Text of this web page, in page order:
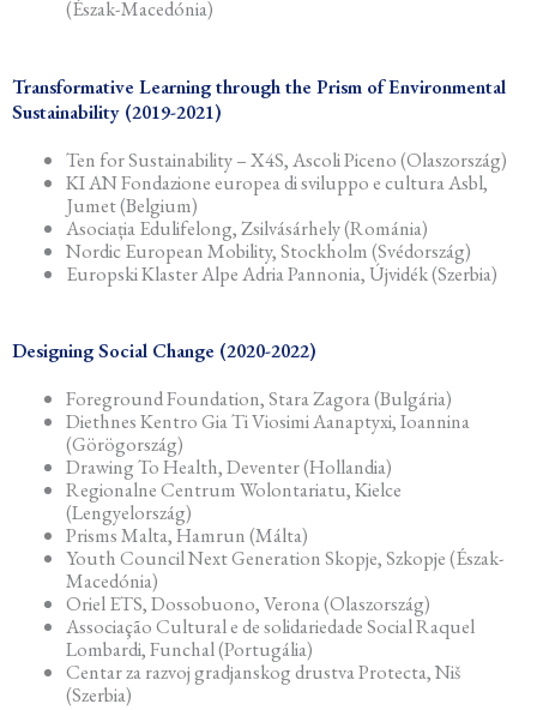
(Észak-Macedónia)
Transformative Learning through the Prism of Environmental
Sustainability (2019-2021)
Ten for Sustainability – X4S, Ascoli Piceno (Olaszország)
KI AN Fondazione europea di sviluppo e cultura Asbl,
Jumet (Belgium)
Asociația Edulifelong, Zsilvásárhely (Románia)
Nordic European Mobility, Stockholm (Svédország)
Europski Klaster Alpe Adria Pannonia, Újvidék (Szerbia)
Designing Social Change (2020-2022)
Foreground Foundation, Stara Zagora (Bulgária)
Diethnes Kentro Gia Ti Viosimi Aanaptyxi, Ioannina
(Görögország)
Drawing To Health, Deventer (Hollandia)
Regionalne Centrum Wolontariatu, Kielce
(Lengyelország)
Prisms Malta, Hamrun (Málta)
Youth Council Next Generation Skopje, Szkopje (Észak-
Macedónia)
Oriel ETS, Dossobuono, Verona (Olaszország)
Associação Cultural e de solidariedade Social Raquel
Lombardi, Funchal (Portugália)
Centar za razvoj gradjanskog drustva Protecta, Niš
(Szerbia)